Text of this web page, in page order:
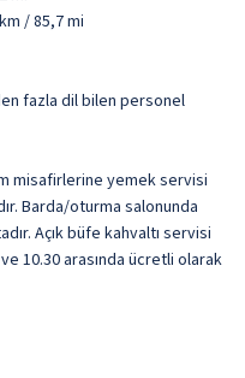
/ 85,7 mi
fazla dil bilen personel
misafirlerine yemek servisi
Barda/oturma salonunda
Açık büfe kahvaltı servisi
10.30 arasında ücretli olarak